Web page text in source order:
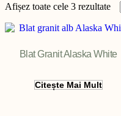
Afișez toate cele 3 rezultate
Blat Granit Alaska White
Citește Mai Mult